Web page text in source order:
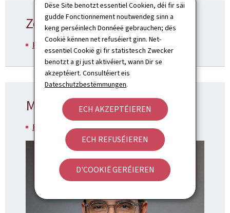
Dëse Site benotzt essentiel Cookien, déi fir säi
gudde Fonctionnement noutwendeg sinn a
keng perséinlech Donnéeë gebrauchen; dës
Cookië kënnen net refuséiert ginn. Net-
essentiel Cookië gi fir statistesch Zwecker
benotzt a gi just aktivéiert, wann Dir se
akzeptéiert. Consultéiert eis
Dateschutzbestëmmungen.
ECH AKZEPTÉIEREN
ECH REFUSÉIEREN
D'COOKIË GERÉIEREN
Zoustännege Ministère
Kulturministère
Minister
Eric Thill